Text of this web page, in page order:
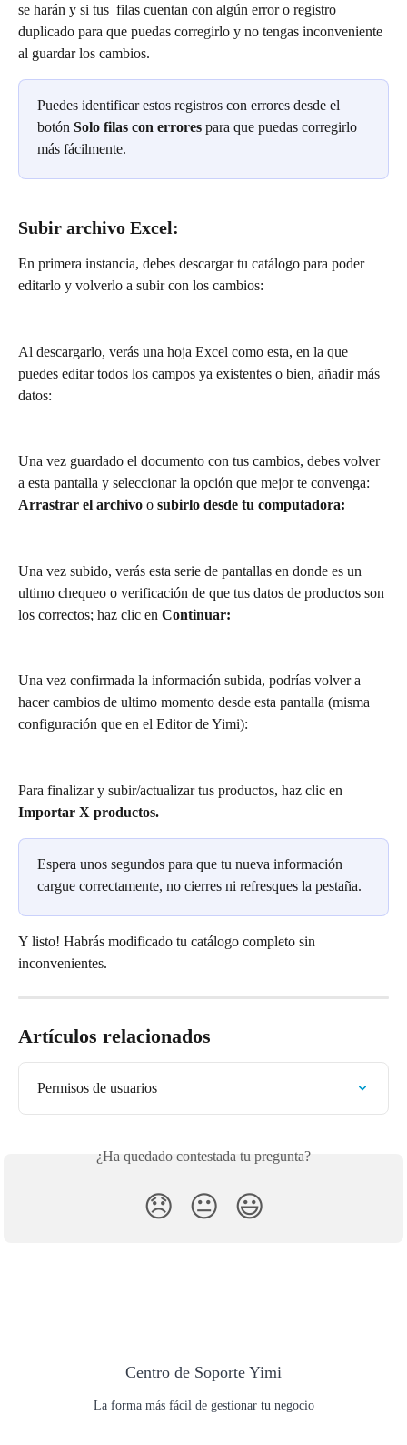
se harán y si tus  filas cuentan con algún error o registro
duplicado para que puedas corregirlo y no tengas inconveniente
al guardar los cambios.
Puedes identificar estos registros con errores desde el
botón Solo filas con errores para que puedas corregirlo
más fácilmente.
Subir archivo Excel:
En primera instancia, debes descargar tu catálogo para poder
editarlo y volverlo a subir con los cambios:
Al descargarlo, verás una hoja Excel como esta, en la que
puedes editar todos los campos ya existentes o bien, añadir más
datos:
Una vez guardado el documento con tus cambios, debes volver
a esta pantalla y seleccionar la opción que mejor te convenga:
Arrastrar el archivo o subirlo desde tu computadora:
Una vez subido, verás esta serie de pantallas en donde es un
ultimo chequeo o verificación de que tus datos de productos son
los correctos; haz clic en Continuar:
Una vez confirmada la información subida, podrías volver a
hacer cambios de ultimo momento desde esta pantalla (misma
configuración que en el Editor de Yimi):
Para finalizar y subir/actualizar tus productos, haz clic en
Importar X productos.
Espera unos segundos para que tu nueva información
cargue correctamente, no cierres ni refresques la pestaña.
Y listo! Habrás modificado tu catálogo completo sin
inconvenientes.
Artículos relacionados
Permisos de usuarios
¿Ha quedado contestada tu pregunta?
😞 😐 😃
Centro de Soporte Yimi
La forma más fácil de gestionar tu negocio